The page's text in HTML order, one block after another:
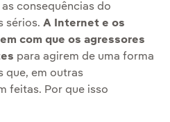
consequências do
sérios. A Internet e os
com que os agressores
para agirem de uma forma
que, em outras
feitas. Por que isso